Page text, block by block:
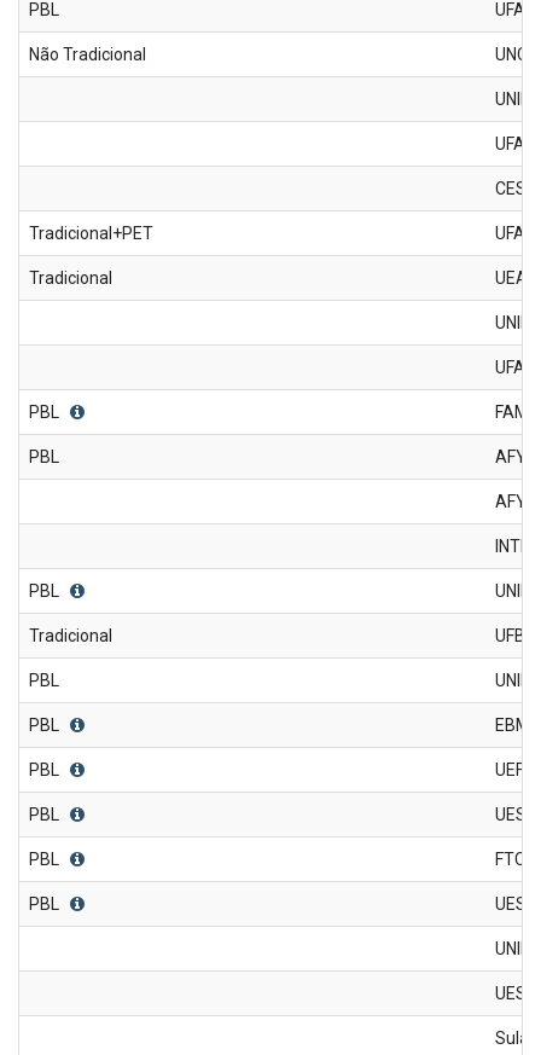
PBL UFAL
Não Tradicional
Tradicional+PET UFAM
Tradicional UEA
PBL
PBL
PBL
Tradicional UFBA
PBL
PBL
PBL UEFS
PBL UESC
PBL FTC
PBL UESB
UESB